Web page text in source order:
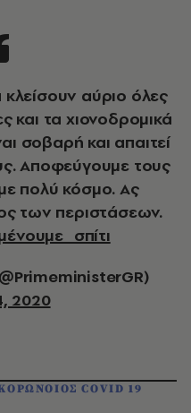
και τα χιονοδρομικά
σοβαρή και απαιτεί
Αποφεύγουμε τους
πολύ κόσμο. Ας
των περιστάσεων.
2020
COVID 19